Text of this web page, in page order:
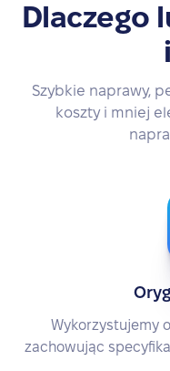
Dlaczego
Szybkie naprawy,
koszty i mniej
Wykorzystujemy
zachowując